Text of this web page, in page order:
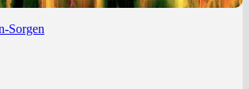
Sorgen